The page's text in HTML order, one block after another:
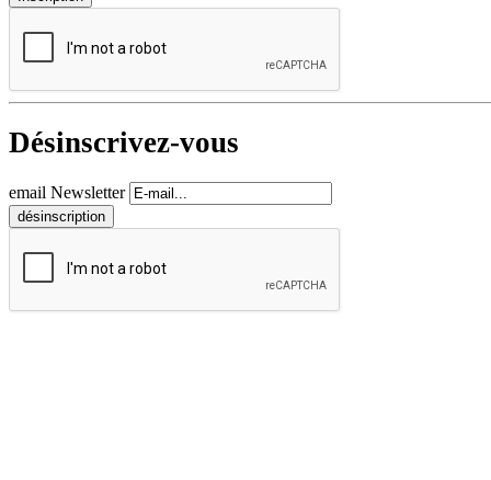
Désinscrivez-vous
email Newsletter